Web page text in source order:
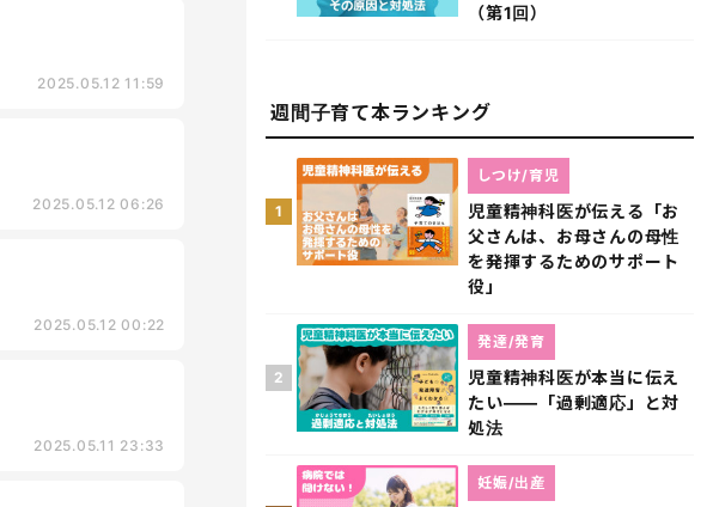
2025.05.12 11:59
2025.05.12 06:26
2025.05.12 00:22
2025.05.11 23:33
（第1回）
週間子育て本ランキング
1
児童精神科医が伝える「お
父さんは、お母さんの母性
を発揮するためのサポート
役」
しつけ/育児
2
児童精神科医が本当に伝え
たい――「過剰適応」と対
処法
発達/発育
妊娠/出産